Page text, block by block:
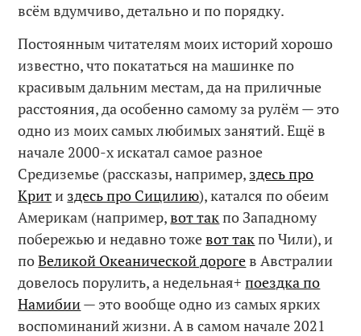
всём вдумчиво, детально и по порядку.
Постоянным читателям моих историй хорошо
известно, что покататься на машинке по
красивым дальним местам, да на приличные
расстояния, да особенно самому за рулём — это
одно из моих самых любимых занятий. Ещё в
начале 2000-х искатал самое разное
Средиземье (рассказы, например, здесь про
Крити здесь про Сицилию), катался по обеим
Америкам (например,вот такпо Западному
побережью и недавно тожевот такпо Чили), и
поВеликой Океанической дорогев Австралии
довелось порулить, а недельная+поездка по
Намибии— это вообще одно из самых ярких
воспоминаний жизни. А в самом начале 2021